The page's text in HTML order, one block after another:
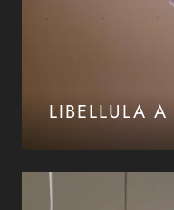
LIBELLULA